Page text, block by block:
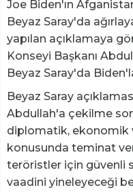
Joe Biden'ın
Beyaz Saray'da
yapılan açıklamaya
Konseyi Başkanı
Beyaz Saray'da
Beyaz Saray
Abdullah'a çekilme
diplomatik, ekonomik
konusunda teminat
teröristler için güvenli
vaadini yineleyeceği